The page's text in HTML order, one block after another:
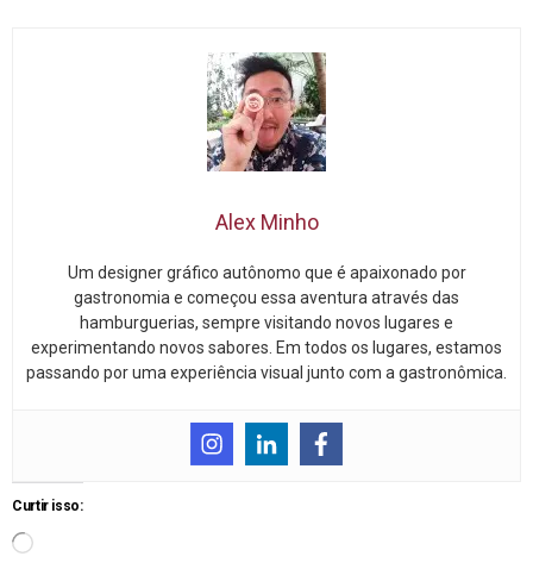
Alex Minho
Um designer gráfico autônomo que é apaixonado por
gastronomia e começou essa aventura através das
hamburguerias, sempre visitando novos lugares e
experimentando novos sabores. Em todos os lugares, estamos
passando por uma experiência visual junto com a gastronômica.
Curtir isso: